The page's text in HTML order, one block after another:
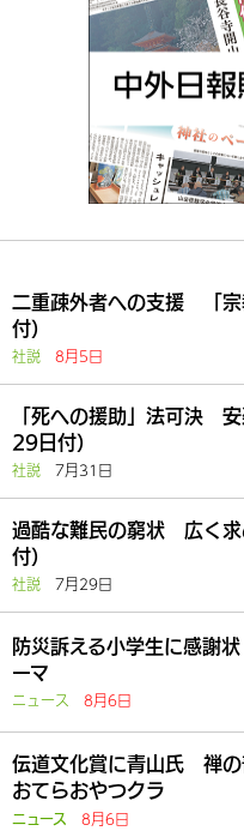
二重疎外者への支援 「
付）
社説 8月5日
「死への援助」法可決
29日付）
社説 7月31日
過酷な難民の窮状 広く求
付）
社説 7月29日
防災訴える小学生に感謝
ーマ
ニュース 8月6日
伝道文化賞に青山氏 禅
おてらおやつクラ
ニュース 8月6日